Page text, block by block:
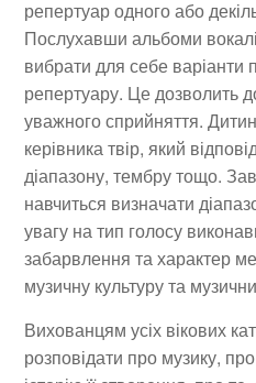
репертуар одного або
Послухавши альбоми
вибрати для себе варіанти
репертуару. Це дозволить
уважного сприйняття.
керівника твір, який
діапазону, тембру тощо.
навчиться визначати
увагу на тип голосу
забарвлення та характер
музичну культуру та
Вихованцям усіх вікових
розповідати про музику,